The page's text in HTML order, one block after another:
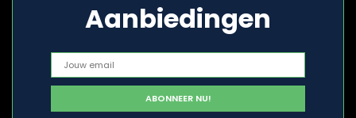
Aanbiedingen